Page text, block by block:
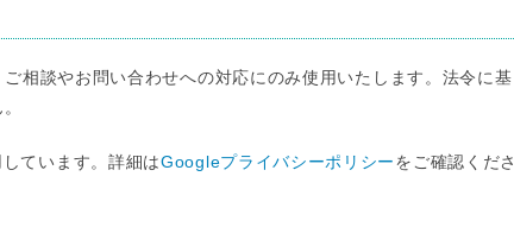
相談やお問い合わせへの対応にのみ使用いたします。法令に基
ています。詳細はGoogleプライバシーポリシーをご確認くださ